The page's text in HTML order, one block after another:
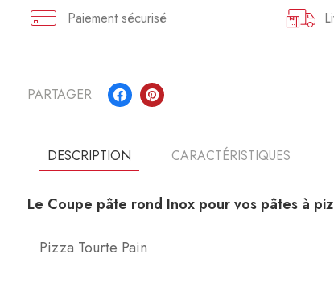
Paiement sécurisé
PARTAGER
DESCRIPTION CARACTÉRISTIQUES
Le Coupe pâte rond Inox pour vos pâtes à
Pizza Tourte Pain